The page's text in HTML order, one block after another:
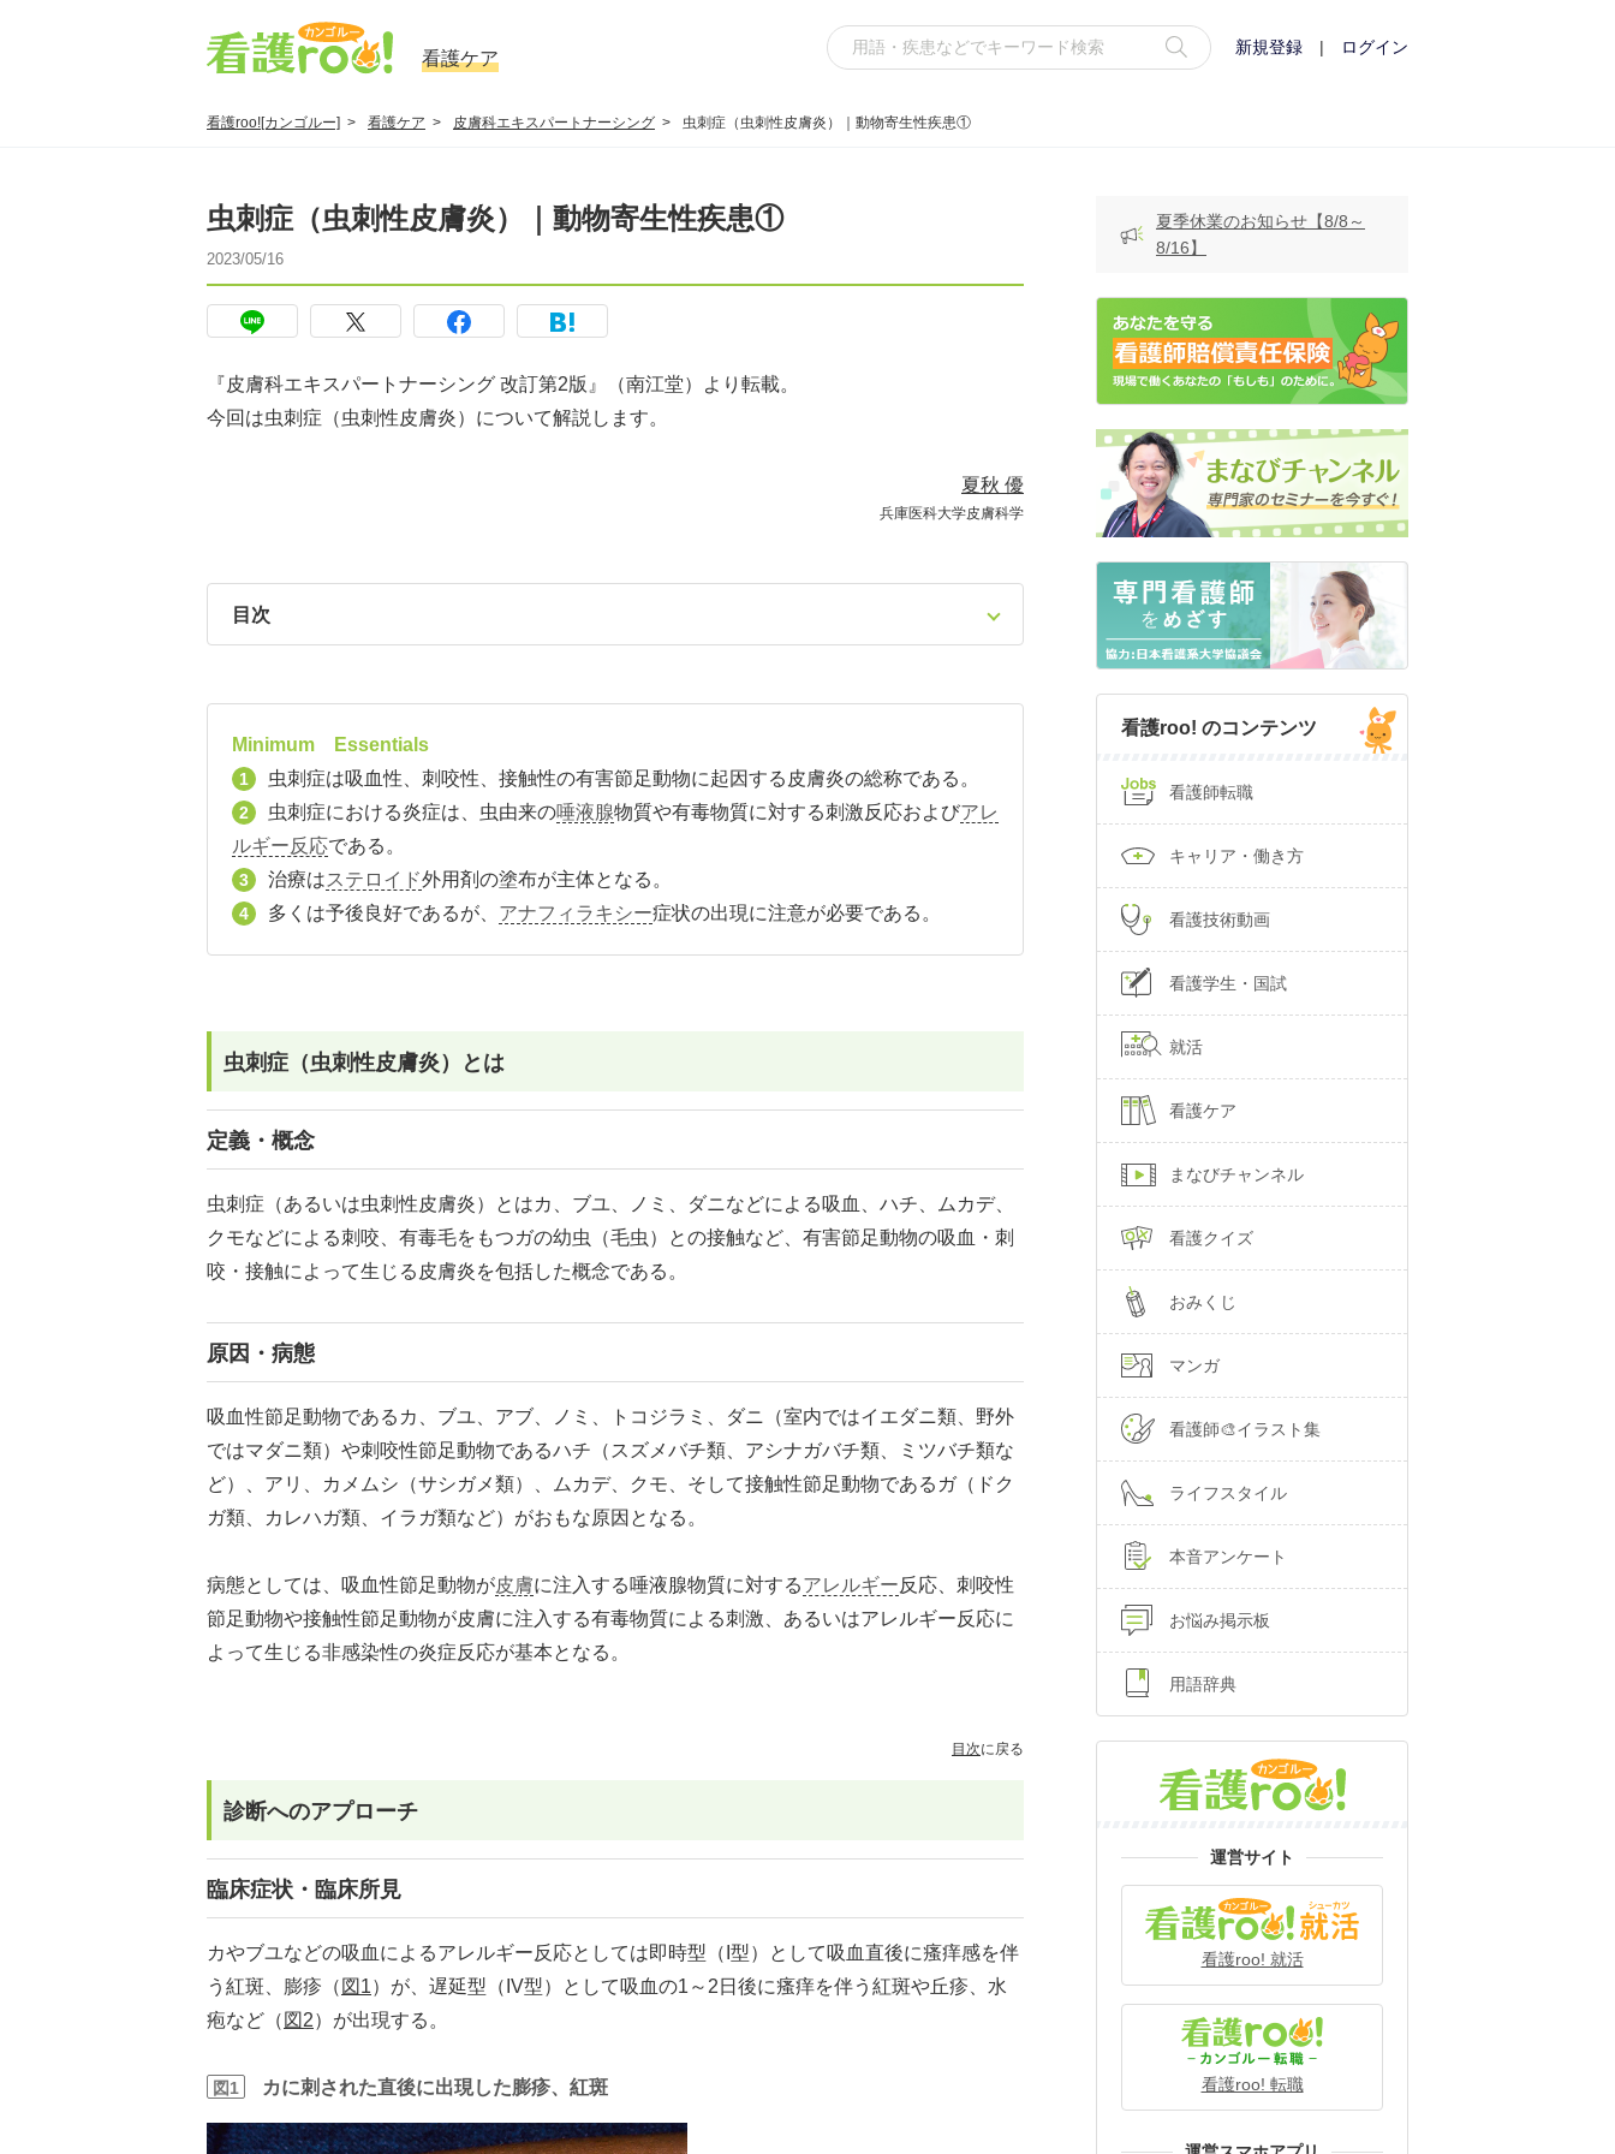
看護ケア
新規登録 | ログイン
看護roo![カンゴルー] 看護ケア 皮膚科エキスパートナーシング 虫刺症（虫刺性皮膚炎）｜動物寄生性疾患①
虫刺症（虫刺性皮膚炎）｜動物寄生性疾患①
2023/05/16
『皮膚科エキスパートナーシング 改訂第2版』（南江堂）より転載。
今回は虫刺症（虫刺性皮膚炎）について解説します。
夏秋 優
兵庫医科大学皮膚科学
目次
Minimum Essentials
1 虫刺症は吸血性、刺咬性、接触性の有害節足動物に起因する皮膚炎の総称である。
2 虫刺症における炎症は、虫由来の唾液腺物質や有毒物質に対する刺激反応およびアレ
ルギー反応である。
3 治療はステロイド外用剤の塗布が主体となる。
4 多くは予後良好であるが、 アナフィラキシー症状の出現に注意が必要である。
虫刺症（虫刺性皮膚炎）とは
定義・概念
虫刺症（あるいは虫刺性皮膚炎）とはカ、ブユ、ノミ、ダニなどによる吸血、ハチ、ムカデ、
クモなどによる刺咬、有毒毛をもつガの幼虫（毛虫）との接触など、有害節足動物の吸血・刺
咬・接触によって生じる皮膚炎を包括した概念である。
原因・病態
吸血性節足動物であるカ、ブユ、アブ、ノミ、トコジラミ、ダニ（室内ではイエダニ類、野外
ではマダニ類）や刺咬性節足動物であるハチ（スズメバチ類、アシナガバチ類、ミツバチ類な
ど）、アリ、カメムシ（サシガメ類）、ムカデ、クモ、そして接触性節足動物であるガ（ドク
ガ類、カレハガ類、イラガ類など）がおもな原因となる。
病態としては、吸血性節足動物が皮膚に注入する唾液腺物質に対するアレルギー反応、刺咬性
節足動物や接触性節足動物が皮膚に注入する有毒物質による刺激、あるいはアレルギー反応に
よって生じる非感染性の炎症反応が基本となる。
目次に戻る
診断へのアプローチ
臨床症状・臨床所見
カやブユなどの吸血によるアレルギー反応としては即時型（I型）として吸血直後に瘙痒感を伴
う紅斑、膨疹（ 図1）が、遅延型（IV型）として吸血の1～2日後に瘙痒を伴う紅斑や丘疹、水
疱など（ 図2）が出現する。
図1 カに刺された直後に出現した膨疹、紅斑
夏季休業のお知らせ【8/8～
8/16】
看護roo! のコンテンツ
看護師転職
キャリア・働き方
看護技術動画
看護学生・国試
就活
看護ケア
まなびチャンネル
看護クイズ
おみくじ
マンガ
看護師🎨イラスト集
ライフスタイル
本音アンケート
お悩み掲示板
用語辞典
運営サイト
看護roo! 就活
看護roo! 転職